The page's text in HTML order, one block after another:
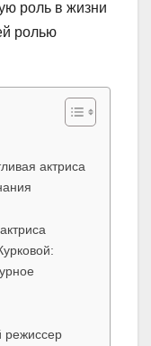
роль в жизни
ролью
актриса
режиссер